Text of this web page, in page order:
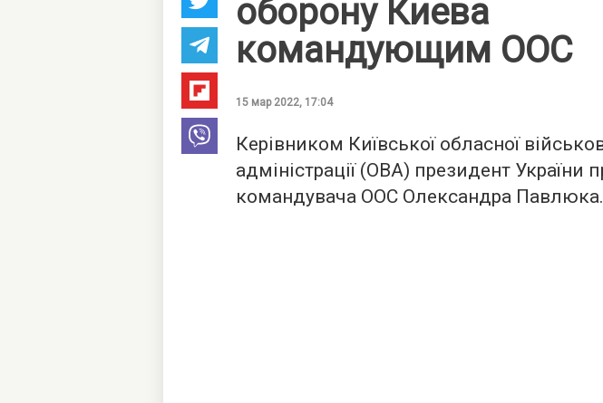
оборону Киева
командующим ООС
15 мар 2022, 17:04
Керівником Київської обласної
адміністрації (ОВА) президент України
командувача ООС Олександра Павлюка.